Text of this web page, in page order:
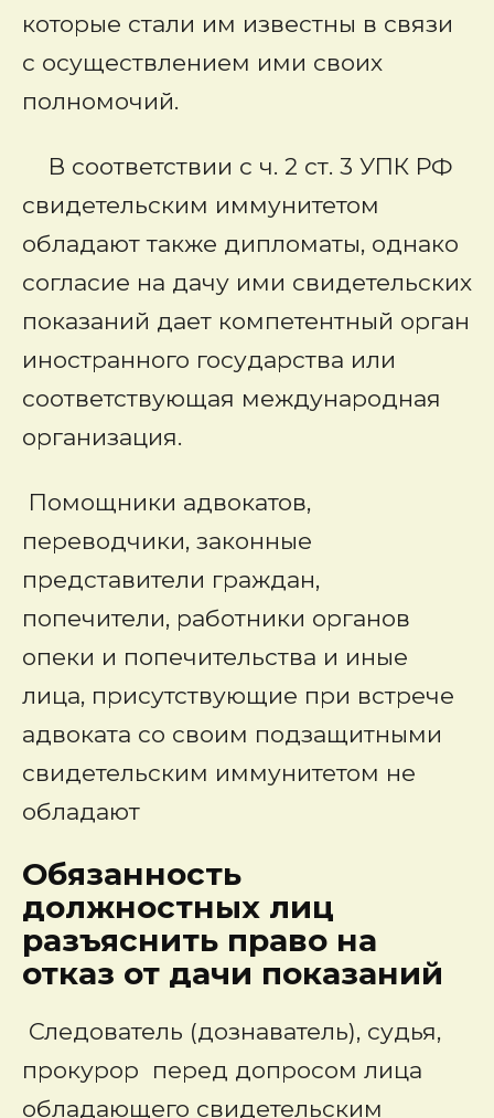
которые стали им известны в связи
с осуществлением ими своих
полномочий.
В соответствии с ч. 2 ст. 3 УПК РФ
свидетельским иммунитетом
обладают также дипломаты, однако
согласие на дачу ими свидетельских
показаний дает компетентный орган
иностранного государства или
соответствующая международная
организация.
Помощники адвокатов,
переводчики, законные
представители граждан,
попечители, работники органов
опеки и попечительства и иные
лица, присутствующие при встрече
адвоката со своим подзащитными
свидетельским иммунитетом не
обладают
Обязанность
должностных лиц
разъяснить право на
отказ от дачи показаний
Следователь (дознаватель), судья,
прокурор перед допросом лица
обладающего свидетельским